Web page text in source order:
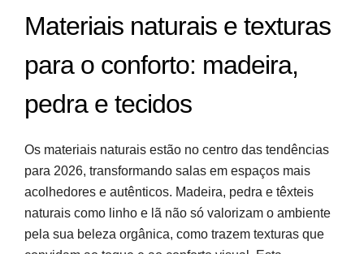
Materiais naturais e texturas
para o conforto: madeira,
pedra e tecidos
Os materiais naturais estão no centro das tendências
para 2026, transformando salas em espaços mais
acolhedores e autênticos. Madeira, pedra e têxteis
naturais como linho e lã não só valorizam o ambiente
pela sua beleza orgânica, como trazem texturas que